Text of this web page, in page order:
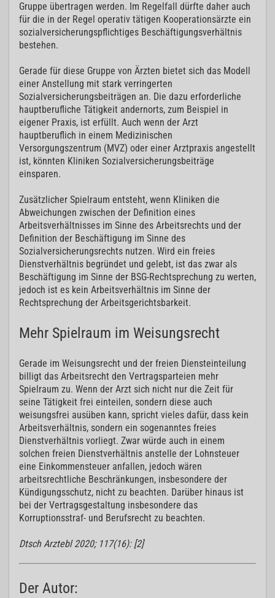
Gruppe übertragen werden. Im Regelfall dürfte daher auch
für die in der Regel operativ tätigen Kooperationsärzte ein
sozialversicherungspflichtiges Beschäftigungsverhältnis
bestehen.
Gerade für diese Gruppe von Ärzten bietet sich das Modell
einer Anstellung mit stark verringerten
Sozialversicherungsbeiträgen an. Die dazu erforderliche
hauptberufliche Tätigkeit andernorts, zum Beispiel in
eigener Praxis, ist erfüllt. Auch wenn der Arzt
hauptberuflich in einem Medizinischen
Versorgungszentrum (MVZ) oder einer Arztpraxis angestellt
ist, könnten Kliniken Sozialversicherungsbeiträge
einsparen.
Zusätzlicher Spielraum entsteht, wenn Kliniken die
Abweichungen zwischen der Definition eines
Arbeitsverhältnisses im Sinne des Arbeitsrechts und der
Definition der Beschäftigung im Sinne des
Sozialversicherungsrechts nutzen. Wird ein freies
Dienstverhältnis begründet und gelebt, ist das zwar als
Beschäftigung im Sinne der BSG-Rechtsprechung zu werten,
jedoch ist es kein Arbeitsverhältnis im Sinne der
Rechtsprechung der Arbeitsgerichtsbarkeit.
Mehr Spielraum im Weisungsrecht
Gerade im Weisungsrecht und der freien Diensteinteilung
billigt das Arbeitsrecht den Vertragsparteien mehr
Spielraum zu. Wenn der Arzt sich nicht nur die Zeit für
seine Tätigkeit frei einteilen, sondern diese auch
weisungsfrei ausüben kann, spricht vieles dafür, dass kein
Arbeitsverhältnis, sondern ein sogenanntes freies
Dienstverhältnis vorliegt. Zwar würde auch in einem
solchen freien Dienstverhältnis anstelle der Lohnsteuer
eine Einkommensteuer anfallen, jedoch wären
arbeitsrechtliche Beschränkungen, insbesondere der
Kündigungsschutz, nicht zu beachten. Darüber hinaus ist
bei der Vertragsgestaltung insbesondere das
Korruptionsstraf- und Berufsrecht zu beachten.
Dtsch Arztebl 2020; 117(16): [2]
Der Autor: